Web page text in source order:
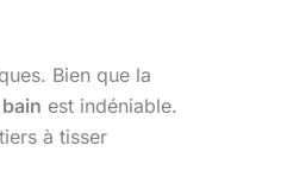
Bien que la
est indéniable.
à tisser